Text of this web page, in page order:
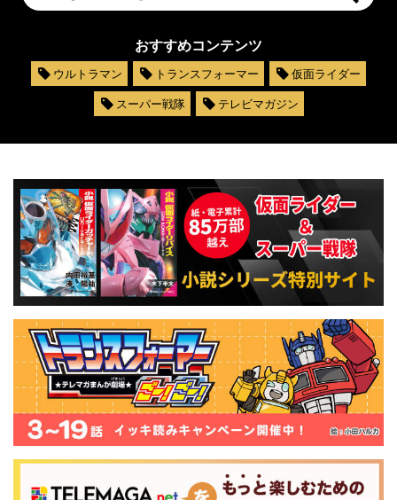
おすすめコンテンツ
ウルトラマン トランスフォーマー
仮面ライダー
スーパー戦隊
テレビマガジン